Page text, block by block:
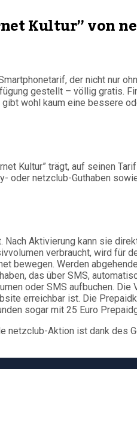
Kultur” von
der nicht nur
gestellt – völlig gratis.
wohl kaum eine bessere
Kultur” trägt, auf seinen
oder netzclub-Guthaben
Aktivierung kann sie
verbraucht, wird für
bewegen. Werden
das über SMS,
oder SMS aufbuchen. Die
erreichbar ist. Die
sogar mit 25 Euro
netzclub-Aktion ist dank des